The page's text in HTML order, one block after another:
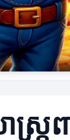
ស្ត្រ